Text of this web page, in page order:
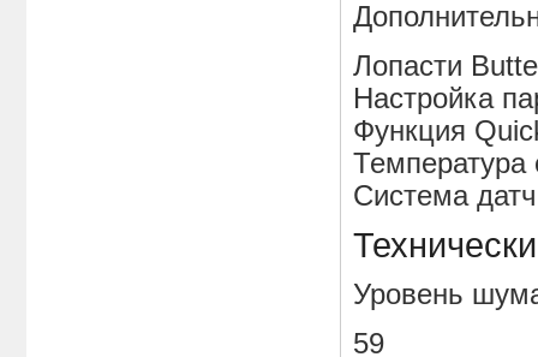
Лопасти
Настройка
Функция
Система
Уровень
59